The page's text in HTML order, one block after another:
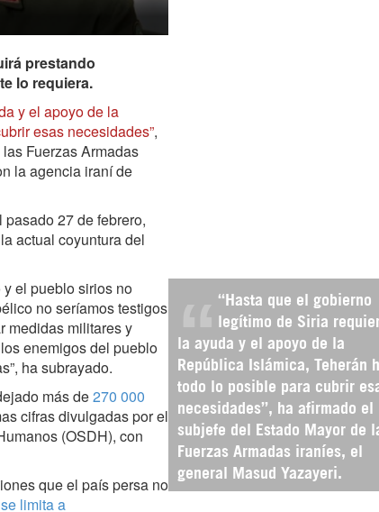
prestando
lo requiera.
y el apoyo de la
esas necesidades”,
Fuerzas Armadas
la agencia iraní de
27 de febrero,
actual coyuntura del
“Hasta que el gobierno
legítimo de Siria
la ayuda y el apoyo de la
República Islámica, Teherán
todo lo posible para cubrir
necesidades”, ha afirmado el
subjefe del Estado Mayor de
Fuerzas Armadas iraníes, el
general Masud Yazayeri.
el pueblo sirios no
no seríamos testigos
medidas militares y
enemigos del pueblo
ha subrayado.
más de270 000
cifras divulgadas por el
(OSDH), con
que el país persa no
limita a